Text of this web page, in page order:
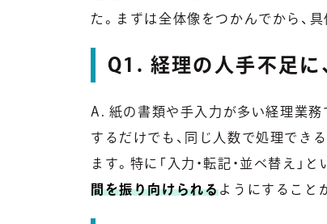
た。まずは全体像をつかんでから、
Q1. 経理の人手不足に
A. 紙の書類や手入力が多い経理業
するだけでも、同じ人数で処理でき
ます。特に「入力・転記・並べ替え」
間を振り向けられるようにすること